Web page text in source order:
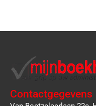
Contactgegevens